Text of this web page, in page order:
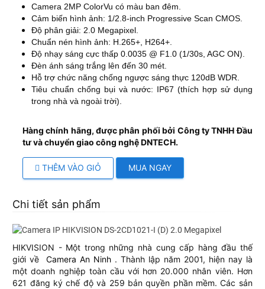
Camera 2MP ColorVu có màu ban đêm.
Cảm biến hình ảnh: 1/2.8-inch Progressive Scan CMOS.
Độ phân giải: 2.0 Megapixel.
Chuẩn nén hình ảnh: H.265+, H264+.
Độ nhạy sáng cực thấp 0.0035 @ F1.0 (1/30s, AGC ON).
Đèn ánh sáng trắng lên đến 30 mét.
Hỗ trợ chức năng chống ngược sáng thực 120dB WDR.
Tiêu chuẩn chống bụi và nước: IP67 (thích hợp sử dụng
trong nhà và ngoài trời).
Hàng chính hãng, được phân phối bởi Công ty TNHH Đầu
tư và chuyển giao công nghệ DNTECH.
THÊM VÀO GIỎ MUA NGAY
Chi tiết sản phẩm
HIKVISION - Một trong những nhà cung cấp hàng đầu thế
giới vềCamera An Ninh . Thành lập năm 2001, hiện nay là
một doanh nghiệp toàn cầu với hơn 20.000 nhân viên. Hơn
621 đăng ký chế độ và 259 bản quyền phần mềm. Các sản